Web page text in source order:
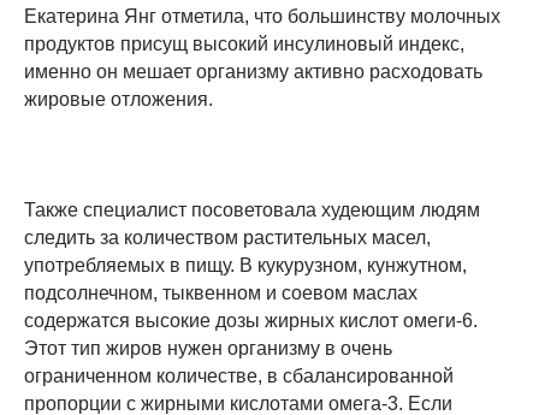
Екатерина Янг отметила, что большинству молочных
продуктов присущ высокий инсулиновый индекс,
именно он мешает организму активно расходовать
жировые отложения.
Также специалист посоветовала худеющим людям
следить за количеством растительных масел,
употребляемых в пищу. В кукурузном, кунжутном,
подсолнечном, тыквенном и соевом маслах
содержатся высокие дозы жирных кислот омеги-6.
Этот тип жиров нужен организму в очень
ограниченном количестве, в сбалансированной
пропорции с жирными кислотами омега-3. Если